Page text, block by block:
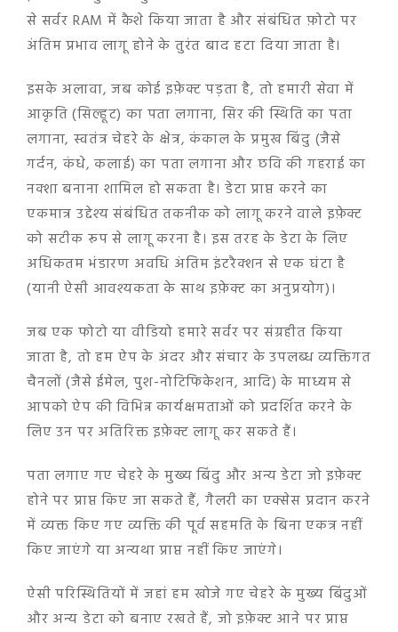
से सर्वर RAM में कैशे किया जाता है और संबंधित फ़ोटो पर
अंतिम प्रभाव लागू होने के तुरंत बाद हटा दिया जाता है।
इसके अलावा, जब कोई इफ़ेक्ट पड़ता है, तो हमारी सेवा में
आकृति (सिल्हूट) का पता लगाना, सिर की स्थिति का पता
लगाना, स्वतंत्र चेहरे के क्षेत्र, कंकाल के प्रमुख बिंदु (जैसे
गर्दन, कंधे, कलाई) का पता लगाना और छवि की गहराई का
नक्शा बनाना शामिल हो सकता है। डेटा प्राप्त करने का
एकमात्र उद्देश्य संबंधित तकनीक को लागू करने वाले इफ़ेक्ट
को सटीक रूप से लागू करना है। इस तरह के डेटा के लिए
अधिकतम भंडारण अवधि अंतिम इंटरैक्शन से एक घंटा है
(यानी ऐसी आवश्यकता के साथ इफ़ेक्ट का अनुप्रयोग)।
जब एक फोटो या वीडियो हमारे सर्वर पर संग्रहीत किया
जाता है, तो हम ऐप के अंदर और संचार के उपलब्ध व्यक्तिगत
चैनलों (जैसे ईमेल, पुश-नोटिफिकेशन, आदि) के माध्यम से
आपको ऐप की विभिन्न कार्यक्षमताओं को प्रदर्शित करने के
लिए उन पर अतिरिक्त इफ़ेक्ट लागू कर सकते हैं।
पता लगाए गए चेहरे के मुख्य बिंदु और अन्य डेटा जो इफ़ेक्ट
होने पर प्राप्त किए जा सकते हैं, गैलरी का एक्सेस प्रदान करने
में व्यक्त किए गए व्यक्ति की पूर्व सहमति के बिना एकत्र नहीं
किए जाएंगे या अन्यथा प्राप्त नहीं किए जाएंगे।
ऐसी परिस्थितियों में जहां हम खोजे गए चेहरे के मुख्य बिंदुओं
और अन्य डेटा को बनाए रखते हैं, जो इफ़ेक्ट आने पर प्राप्त